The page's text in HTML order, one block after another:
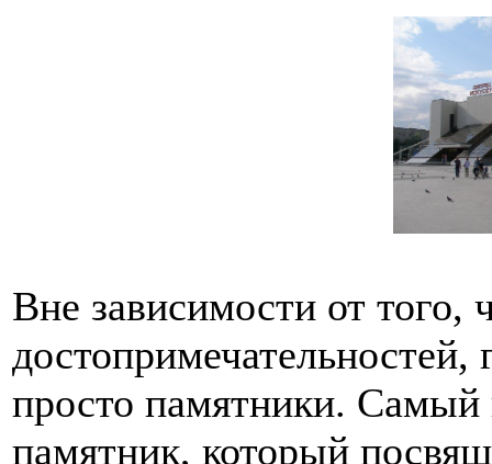
Вне зависимости от того,
достопримечательностей,
просто памятники.
памятник, который